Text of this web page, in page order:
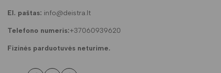
El. paštas: info@deistra.lt
Telefono numeris:+37060939620
Fizinės parduotuvės neturime.